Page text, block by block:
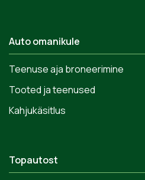
Auto omanikule
Teenuse aja broneerimine
Tooted ja teenused
Kahjukäsitlus
Topautost